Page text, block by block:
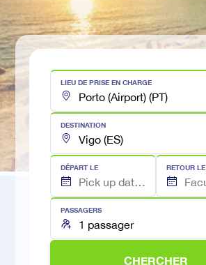
LIEU DE PRISE EN CHARGE
DESTINATION
DÉPART LE RETOUR LE
PASSAGERS
CHERCHER